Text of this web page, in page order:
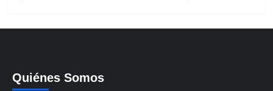
Quiénes Somos